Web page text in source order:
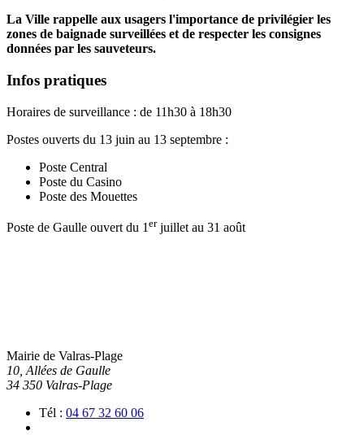
La Ville rappelle aux usagers l'importance de privilégier les
zones de baignade surveillées et de respecter les consignes
données par les sauveteurs.
Infos pratiques
Horaires de surveillance : de 11h30 à 18h30
Postes ouverts du 13 juin au 13 septembre :
Poste Central
Poste du Casino
Poste des Mouettes
Poste de Gaulle ouvert du 1 erjuillet au 31 août
Mairie de Valras-Plage
10, Allées de Gaulle
34 350 Valras-Plage
Tél : 04 67 32 60 06